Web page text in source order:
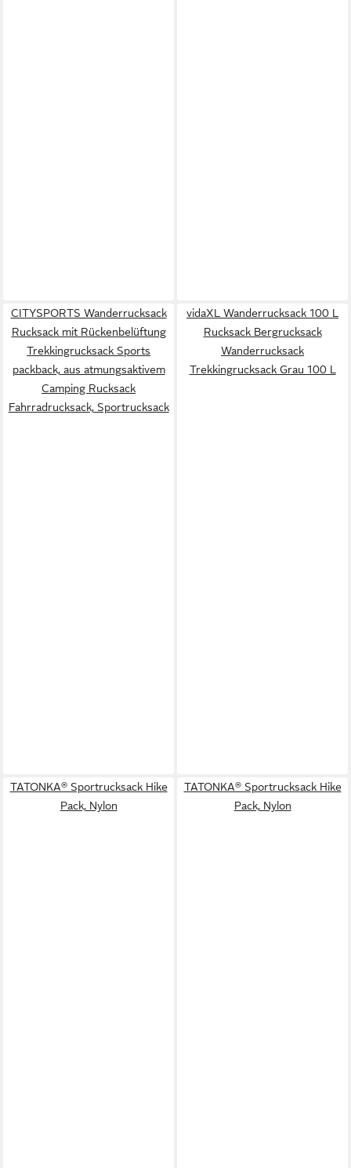
CITYSPORTS Wanderrucksack
Rucksack mit Rückenbelüftung
Trekkingrucksack Sports
packback, aus atmungsaktivem
Camping Rucksack
Fahrradrucksack, Sportrucksack
vidaXL Wanderrucksack 100 L
Rucksack Bergrucksack
Wanderrucksack
Trekkingrucksack Grau 100 L
TATONKA® Sportrucksack Hike
Pack, Nylon
TATONKA® Sportrucksack Hike
Pack, Nylon